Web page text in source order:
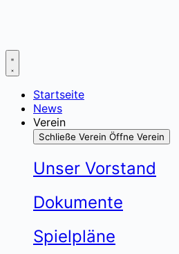
Startseite
News
Verein
Schließe Verein Öffne Verein
Unser Vorstand
Dokumente
Spielpläne